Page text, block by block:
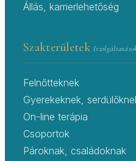
Állás, karrierlehetőség
Szakterületek
Felnőtteknek
Gyerekeknek,
On-line terápia
Csoportok
Pároknak, családoknak